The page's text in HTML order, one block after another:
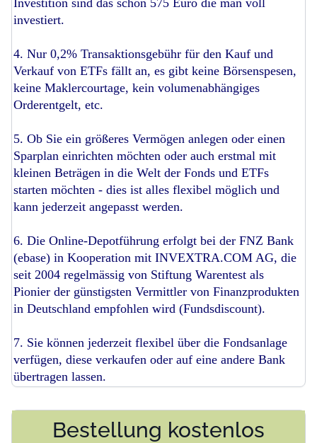
investiert.
4. Nur 0,2% Transaktionsgebühr für den Kauf und
Verkauf von ETFs fällt an, es gibt keine Börsenspesen,
keine Maklercourtage, kein volumenabhängiges
Orderentgelt, etc.
5. Ob Sie ein größeres Vermögen anlegen oder einen
Sparplan einrichten möchten oder auch erstmal mit
kleinen Beträgen in die Welt der Fonds und ETFs
starten möchten - dies ist alles flexibel möglich und
kann jederzeit angepasst werden.
6. Die Online-Depotführung erfolgt bei der FNZ Bank
(ebase) in Kooperation mit INVEXTRA.COM AG, die
seit 2004 regelmässig von Stiftung Warentest als
Pionier der günstigsten Vermittler von Finanzprodukten
in Deutschland empfohlen wird (Fundsdiscount).
7. Sie können jederzeit flexibel über die Fondsanlage
verfügen, diese verkaufen oder auf eine andere Bank
übertragen lassen.
Bestellung kostenlos